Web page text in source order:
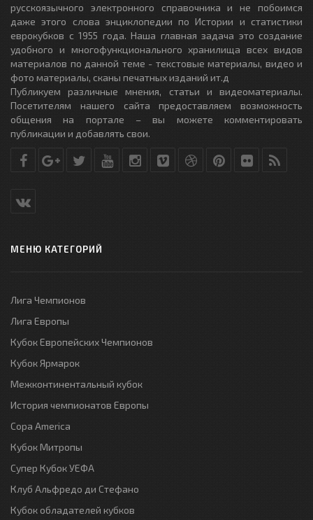
русскоязычного электронного справочника и не побоимся
даже этого слова энциклопедии по Истории и статистики
еврокубков с 1955 года. Наша главная задача это создание
удобного и многофункционального хранилища всех видов
материалов по данной теме - текстовые материалы, видео и
фото материалы, сканы печатных изданий ит.д
Публикуем различные мнения, статьи и видеоматериалы.
Посетителям нашего сайта предоставляем возможность
общения на портале – вы можете комментировать
публикации и добавлять свои.
МЕНЮ КАТЕГОРИЙ
Лига Чемпионов
Лига Европы
Кубок Европейских Чемпионов
Кубок Ярмарок
Межконтинентальный кубок
История чемпионатов Европы
Copa America
Кубок Митропы
Супер Кубок УЕФА
Клуб Альфредо ди Стефано
Кубок обладателей кубков